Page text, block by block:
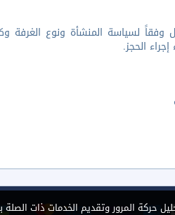
لسياسة المنشأة ونوع الغرفة
الحجز.
حركة المرور وتقديم الخدمات ذات الصلة